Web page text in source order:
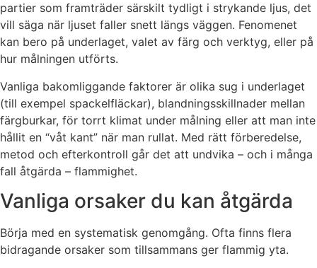
partier som framträder särskilt tydligt i strykande ljus, det
vill säga när ljuset faller snett längs väggen. Fenomenet
kan bero på underlaget, valet av färg och verktyg, eller på
hur målningen utförts.
Vanliga bakomliggande faktorer är olika sug i underlaget
(till exempel spackelfläckar), blandningsskillnader mellan
färgburkar, för torrt klimat under målning eller att man inte
hållit en “våt kant” när man rullat. Med rätt förberedelse,
metod och efterkontroll går det att undvika – och i många
fall åtgärda – flammighet.
Vanliga orsaker du kan åtgärda
Börja med en systematisk genomgång. Ofta finns flera
bidragande orsaker som tillsammans ger flammig yta.